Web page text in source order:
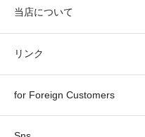
当店について
リンク
for Foreign Customers